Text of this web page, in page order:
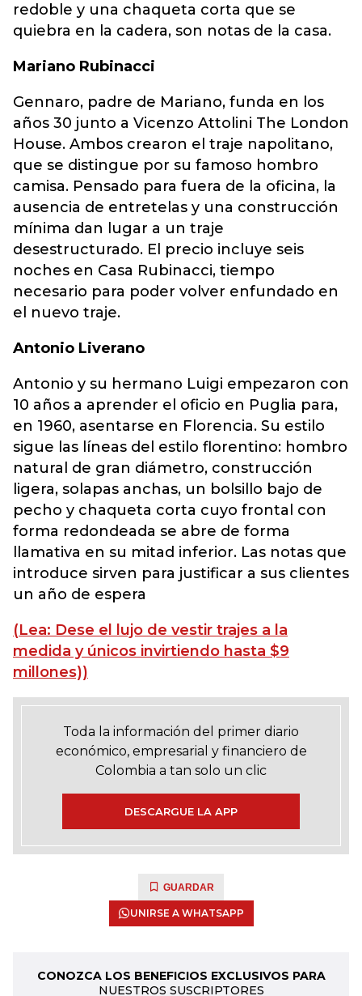
redoble y una chaqueta corta que se
quiebra en la cadera, son notas de la casa.
Mariano Rubinacci
Gennaro, padre de Mariano, funda en los
años 30 junto a Vicenzo Attolini The London
House. Ambos crearon el traje napolitano,
que se distingue por su famoso hombro
camisa. Pensado para fuera de la oficina, la
ausencia de entretelas y una construcción
mínima dan lugar a un traje
desestructurado. El precio incluye seis
noches en Casa Rubinacci, tiempo
necesario para poder volver enfundado en
el nuevo traje.
Antonio Liverano
Antonio y su hermano Luigi empezaron con
10 años a aprender el oficio en Puglia para,
en 1960, asentarse en Florencia. Su estilo
sigue las líneas del estilo florentino: hombro
natural de gran diámetro, construcción
ligera, solapas anchas, un bolsillo bajo de
pecho y chaqueta corta cuyo frontal con
forma redondeada se abre de forma
llamativa en su mitad inferior. Las notas que
introduce sirven para justificar a sus clientes
un año de espera
(Lea: Dese el lujo de vestir trajes a la
medida y únicos invirtiendo hasta $9
millones))
Toda la información del primer diario
económico, empresarial y financiero de
Colombia a tan solo un clic
DESCARGUE LA APP
GUARDAR
UNIRSE A WHATSAPP
CONOZCA LOS BENEFICIOS EXCLUSIVOS PARA
NUESTROS SUSCRIPTORES